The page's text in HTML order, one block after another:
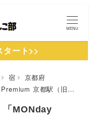
MENU
タート>>
宿
京都府
Apart Premium 京都七条堀川）」
「MONday